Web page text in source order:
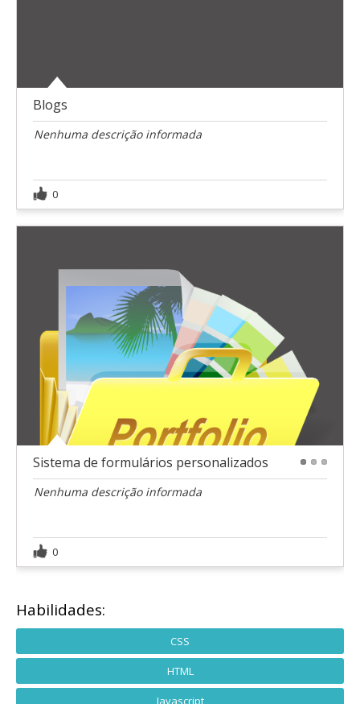
Blogs
Nenhuma descrição informada
0
Sistema de formulários personalizados
Nenhuma descrição informada
0
Habilidades:
CSS
HTML
Javascript